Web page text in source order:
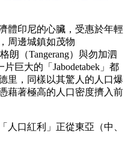
體印尼的心臟，受惠於年輕
周邊城鎮如茂物
朗（Tangerang）與勿加泗
巨大的「Jabodetabek」都
里，同樣以其驚人的人口爆
藉著極高的人口密度擠入前
人口紅利」正從東亞（中、